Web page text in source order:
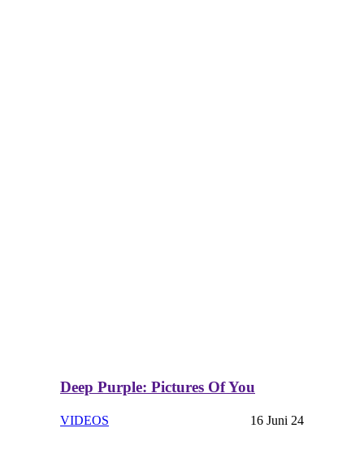
Deep Purple: Pictures Of You
VIDEOS 16 Juni 24